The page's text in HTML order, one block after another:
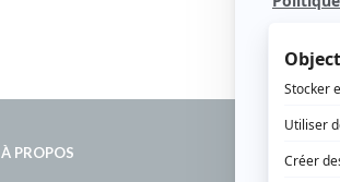
À PROPOS